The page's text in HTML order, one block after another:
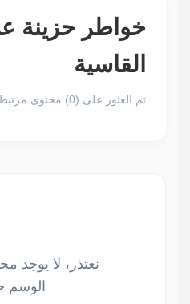
خواطر حزينة
القاسية
تم العثور على (0) محتوى مرتبط بهذا الوسم.
نعتذر، لا يوجد
الوسم